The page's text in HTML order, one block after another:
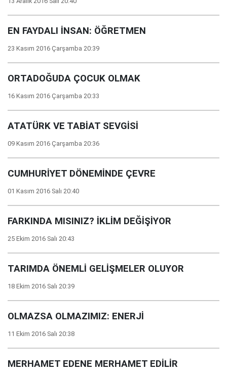
EN FAYDALI İNSAN: ÖĞRETMEN
23 Kasım 2016 Çarşamba 20:39
ORTADOĞUDA ÇOCUK OLMAK
16 Kasım 2016 Çarşamba 20:33
ATATÜRK VE TABİAT SEVGİSİ
09 Kasım 2016 Çarşamba 20:36
CUMHURİYET DÖNEMİNDE ÇEVRE
01 Kasım 2016 Salı 20:40
FARKINDA MISINIZ? İKLİM DEĞİŞİYOR
25 Ekim 2016 Salı 20:43
TARIMDA ÖNEMLİ GELİŞMELER OLUYOR
18 Ekim 2016 Salı 20:39
OLMAZSA OLMAZIMIZ: ENERJİ
11 Ekim 2016 Salı 20:38
MERHAMET EDENE MERHAMET EDİLİR